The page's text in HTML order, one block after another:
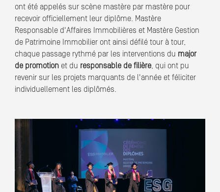
ont été appelés sur scène mastère par mastère pour
recevoir officiellement leur diplôme. Mastère
Responsable d'Affaires Immobilières et Mastère Gestion
de Patrimoine Immobilier ont ainsi défilé tour à tour,
chaque passage rythmé par les interventions du major
de promotion et du responsable de filière, qui ont pu
revenir sur les projets marquants de l'année et féliciter
individuellement les diplômés.